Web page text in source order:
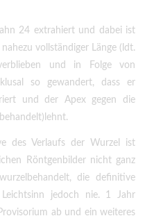
24 extrahiert und dabei ist
vollständiger Länge (ldt.
und in Folge von
so gewandert, dass er
und der Apex gegen die
des Verlaufs der Wurzel ist
Röntgenbilder nicht ganz
die definitive
jedoch nie. 1 Jahr
ab und ein weiteres